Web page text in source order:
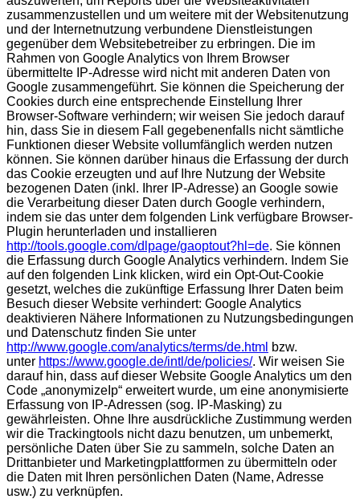
zusammenzustellen und um weitere mit der Websitenutzung
und der Internetnutzung verbundene Dienstleistungen
gegenüber dem Websitebetreiber zu erbringen. Die im
Rahmen von Google Analytics von Ihrem Browser
übermittelte IP-Adresse wird nicht mit anderen Daten von
Google zusammengeführt. Sie können die Speicherung der
Cookies durch eine entsprechende Einstellung Ihrer
Browser-Software verhindern; wir weisen Sie jedoch darauf
hin, dass Sie in diesem Fall gegebenenfalls nicht sämtliche
Funktionen dieser Website vollumfänglich werden nutzen
können. Sie können darüber hinaus die Erfassung der durch
das Cookie erzeugten und auf Ihre Nutzung der Website
bezogenen Daten (inkl. Ihrer IP-Adresse) an Google sowie
die Verarbeitung dieser Daten durch Google verhindern,
indem sie das unter dem folgenden Link verfügbare Browser-
Plugin herunterladen und installieren
http://tools.google.com/dlpage/gaoptout?hl=de. Sie können
die Erfassung durch Google Analytics verhindern. Indem Sie
auf den folgenden Link klicken, wird ein Opt-Out-Cookie
gesetzt, welches die zukünftige Erfassung Ihrer Daten beim
Besuch dieser Website verhindert: Google Analytics
deaktivieren Nähere Informationen zu Nutzungsbedingungen
und Datenschutz finden Sie unter
http://www.google.com/analytics/terms/de.html bzw.
unter https://www.google.de/intl/de/policies/. Wir weisen Sie
darauf hin, dass auf dieser Website Google Analytics um den
Code „anonymizeIp“ erweitert wurde, um eine anonymisierte
Erfassung von IP-Adressen (sog. IP-Masking) zu
gewährleisten. Ohne Ihre ausdrückliche Zustimmung werden
wir die Trackingtools nicht dazu benutzen, um unbemerkt,
persönliche Daten über Sie zu sammeln, solche Daten an
Drittanbieter und Marketingplattformen zu übermitteln oder
die Daten mit Ihren persönlichen Daten (Name, Adresse
usw.) zu verknüpfen.